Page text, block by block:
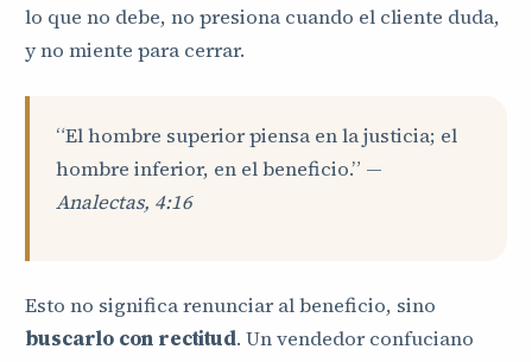
lo que no debe, no presiona cuando el cliente duda,
y no miente para cerrar.
“El hombre superior piensa en la justicia; el
hombre inferior, en el beneficio.” —
Analectas, 4:16
Esto no significa renunciar al beneficio, sino
buscarlo con rectitud. Un vendedor confuciano